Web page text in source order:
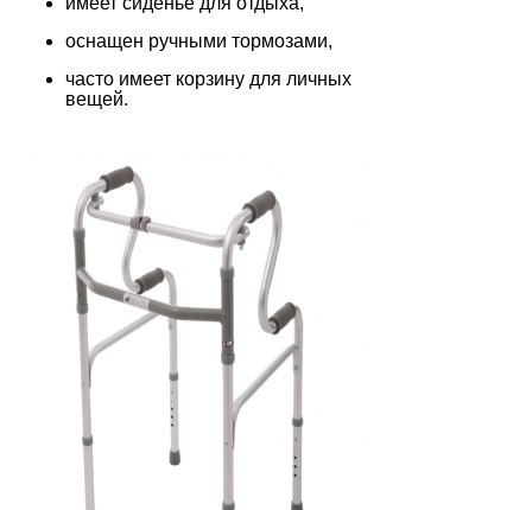
оснащен ручными тормозами,
часто имеет корзину для личных
вещей.